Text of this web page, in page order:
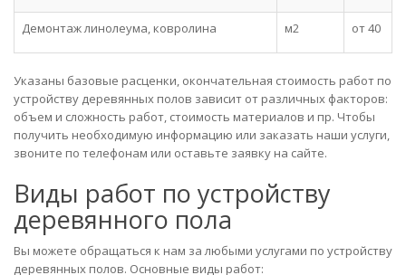
Демонтаж линолеума, ковролина м2 от 40
Указаны базовые расценки, окончательная стоимость работ по
устройству деревянных полов зависит от различных факторов:
объем и сложность работ, стоимость материалов и пр. Чтобы
получить необходимую информацию или заказать наши услуги,
звоните по телефонам или оставьте заявку на сайте.
Виды работ по устройству
деревянного пола
Вы можете обращаться к нам за любыми услугами по устройству
деревянных полов. Основные виды работ: